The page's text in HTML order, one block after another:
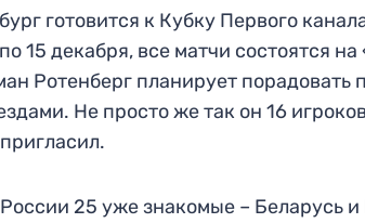
готовится к Кубку Первого
15 декабря, все матчи состоятся
Ротенберг планирует порадовать
Не просто же так он 16
25 уже знакомые – Беларусь и